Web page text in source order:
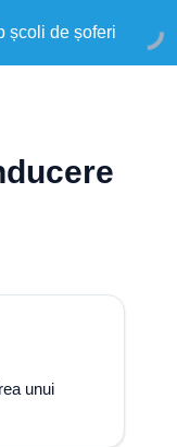
școli de șoferi
unui